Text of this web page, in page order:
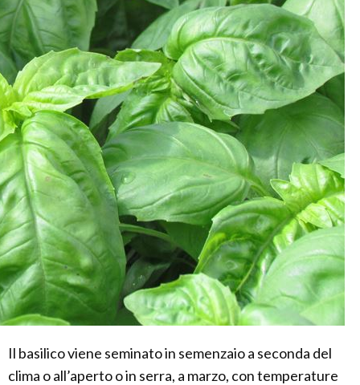
Il basilico viene seminato in semenzaio a seconda del
clima o all’aperto o in serra, a marzo, con temperature